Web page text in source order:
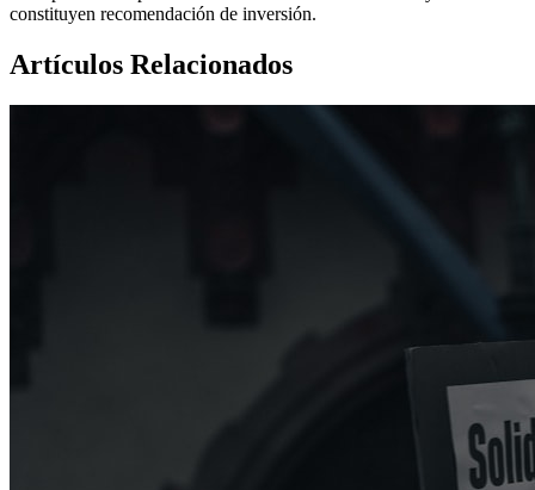
constituyen recomendación de inversión.
Artículos Relacionados